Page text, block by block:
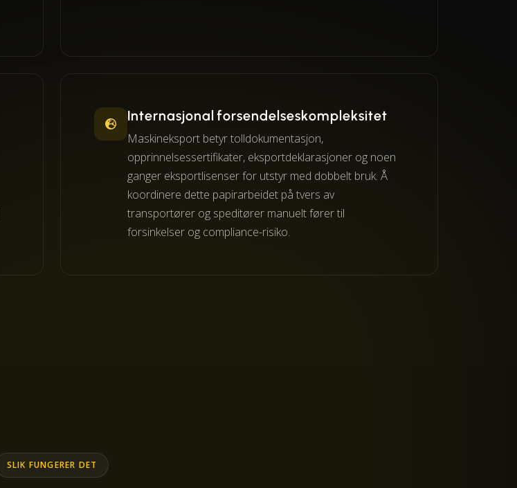
Internasjonal forsendelseskompleksitet
Maskineksport betyr tolldokumentasjon,
opprinnelsessertifikater, eksportdeklarasjoner og noen
ganger eksportlisenser for utstyr med dobbelt bruk. Å
koordinere dette papirarbeidet på tvers av
transportører og speditører manuelt fører til
forsinkelser og compliance-risiko.
SLIK FUNGERER DET